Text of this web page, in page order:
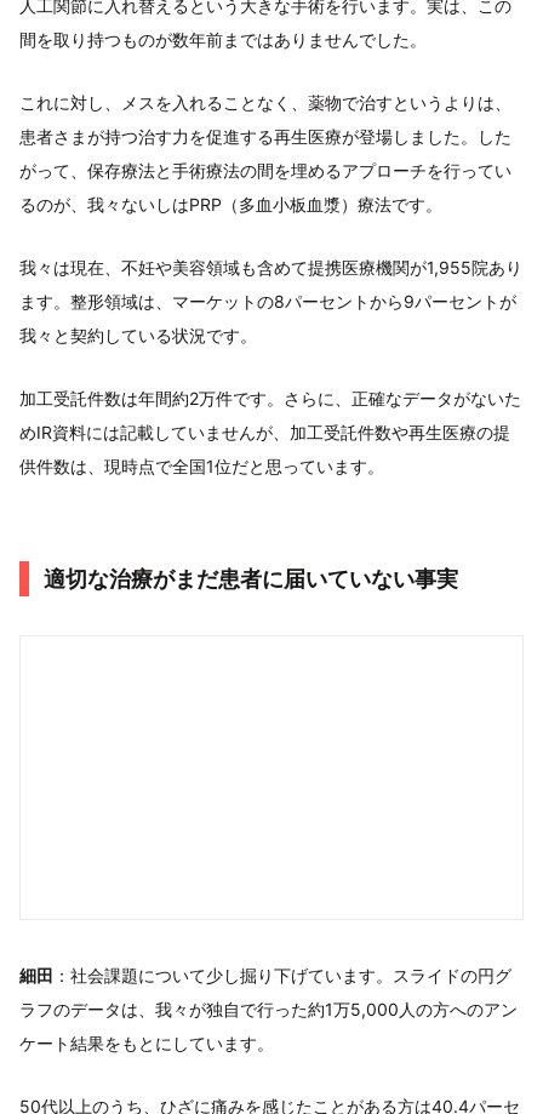
人工関節に入れ替えるという大きな手術を行います。実は、この
間を取り持つものが数年前まではありませんでした。
これに対し、メスを入れることなく、薬物で治すというよりは、
患者さまが持つ治す力を促進する再生医療が登場しました。した
がって、保存療法と手術療法の間を埋めるアプローチを行ってい
るのが、我々ないしはPRP（多血小板血漿）療法です。
我々は現在、不妊や美容領域も含めて提携医療機関が1,955院あり
ます。整形領域は、マーケットの8パーセントから9パーセントが
我々と契約している状況です。
加工受託件数は年間約2万件です。さらに、正確なデータがないた
めIR資料には記載していませんが、加工受託件数や再生医療の提
供件数は、現時点で全国1位だと思っています。
適切な治療がまだ患者に届いていない事実
細田 ：社会課題について少し掘り下げています。スライドの円グ
ラフのデータは、我々が独自で行った約1万5,000人の方へのアン
ケート結果をもとにしています。
50代以上のうち、ひざに痛みを感じたことがある方は40.4パーセ